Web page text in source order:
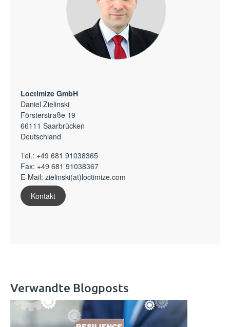
Loctimize GmbH
Daniel Zielinski
Försterstraße 19
66111 Saarbrücken
Deutschland
Tel.: +49 681 91038365
Fax: +49 681 91038367
E-Mail: zielinski(at)loctimize.com
Kontakt
Verwandte Blogposts